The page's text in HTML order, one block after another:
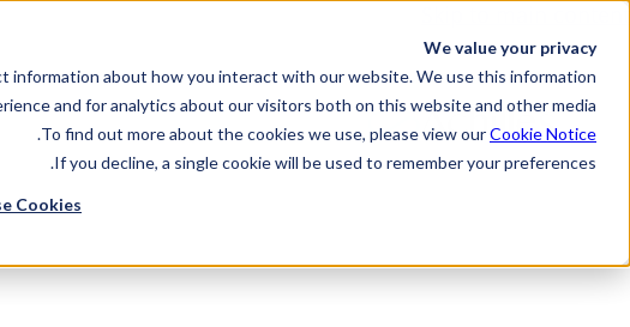
We value your privacy
information about how you interact with our website. We use this information
and for analytics about our visitors both on this website and other media.
To find out more about the cookies we use, please view ourCookie Notice
.
If you decline, a single cookie will be used to remember your preferences.
Cookies